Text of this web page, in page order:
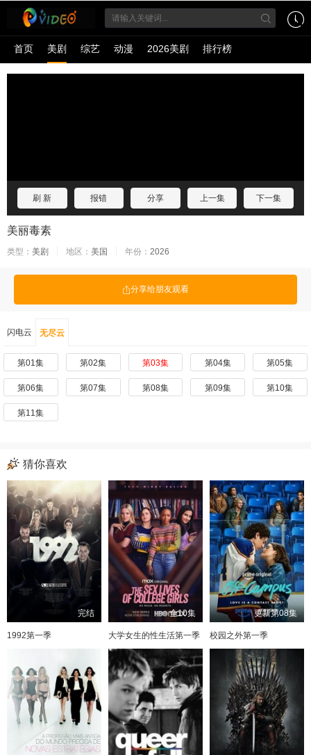
首页 美剧 综艺 动漫 2026美剧 排行榜
刷 新 报错 分享 上一集 下一集
美丽毒素
类型： 美剧 地区： 美国 年份： 2026
分享给朋友观看
闪电云 无尽云
第01集 第02集 第03集 第04集 第05集
第06集 第07集 第08集 第09集 第10集
第11集
猜你喜欢
完结
1992第一季
全10集
大学女生的性生活第一季
更新第08集
校园之外第一季